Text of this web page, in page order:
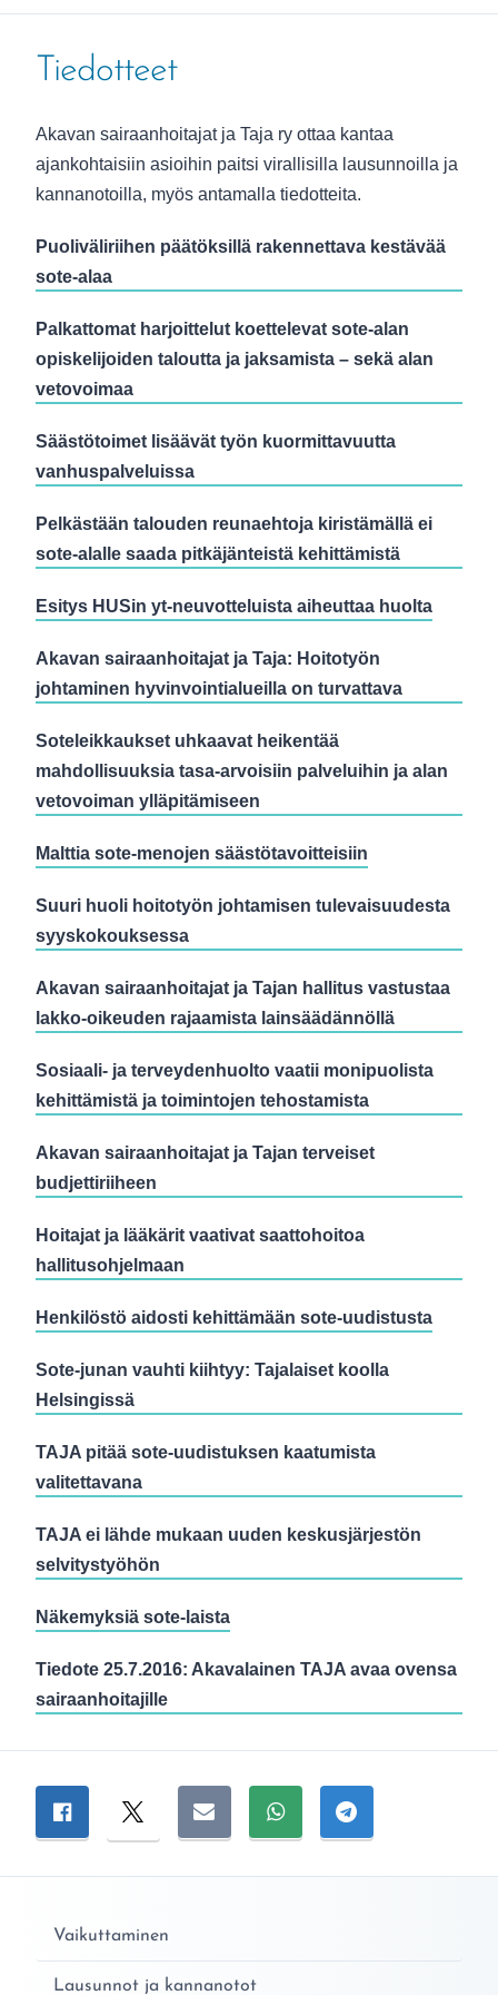
Tiedotteet
Akavan sairaanhoitajat ja Taja ry ottaa kantaa
ajankohtaisiin asioihin paitsi virallisilla lausunnoilla ja
kannanotoilla, myös antamalla tiedotteita.
Puoliväliriihen päätöksillä rakennettava kestävää
sote-alaa
Palkattomat harjoittelut koettelevat sote-alan
opiskelijoiden taloutta ja jaksamista – sekä alan
vetovoimaa
Säästötoimet lisäävät työn kuormittavuutta
vanhuspalveluissa
Pelkästään talouden reunaehtoja kiristämällä ei
sote-alalle saada pitkäjänteistä kehittämistä
Esitys HUSin yt-neuvotteluista aiheuttaa huolta
Akavan sairaanhoitajat ja Taja: Hoitotyön
johtaminen hyvinvointialueilla on turvattava
Soteleikkaukset uhkaavat heikentää
mahdollisuuksia tasa-arvoisiin palveluihin ja alan
vetovoiman ylläpitämiseen
Malttia sote-menojen säästötavoitteisiin
Suuri huoli hoitotyön johtamisen tulevaisuudesta
syyskokouksessa
Akavan sairaanhoitajat ja Tajan hallitus vastustaa
lakko-oikeuden rajaamista lainsäädännöllä
Sosiaali- ja terveydenhuolto vaatii monipuolista
kehittämistä ja toimintojen tehostamista
Akavan sairaanhoitajat ja Tajan terveiset
budjettiriiheen
Hoitajat ja lääkärit vaativat saattohoitoa
hallitusohjelmaan
Henkilöstö aidosti kehittämään sote-uudistusta
Sote-junan vauhti kiihtyy: Tajalaiset koolla
Helsingissä
TAJA pitää sote-uudistuksen kaatumista
valitettavana
TAJA ei lähde mukaan uuden keskusjärjestön
selvitystyöhön
Näkemyksiä sote-laista
Tiedote 25.7.2016: Akavalainen TAJA avaa ovensa
sairaanhoitajille
Jaa sivu
Jaa Facebookissa
Jaa TwitterissäJaa sähköpostitse
Jaa WhatsAppissa
Jaa
Vaikuttaminen
Lausunnot ja kannanotot